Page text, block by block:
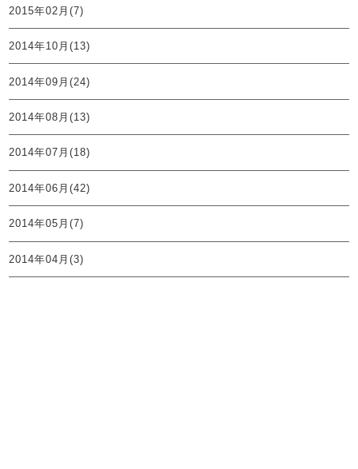
2015年02月(7)
2014年10月(13)
2014年09月(24)
2014年08月(13)
2014年07月(18)
2014年06月(42)
2014年05月(7)
2014年04月(3)